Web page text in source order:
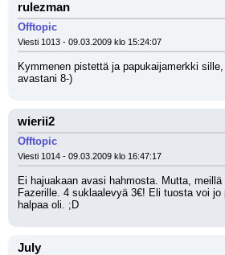
rulezman
Offtopic
Viesti 1013 - 09.03.2009 klo 15:24:07
Kymmenen pistettä ja papukaijamerkki
avastani 8-)
wierii2
Offtopic
Viesti 1014 - 09.03.2009 klo 16:47:17
Ei hajuakaan avasi hahmosta. Mutta,
Fazerille. 4 suklaalevyä 3€! Eli tuosta voi jo
halpaa oli. ;D
July